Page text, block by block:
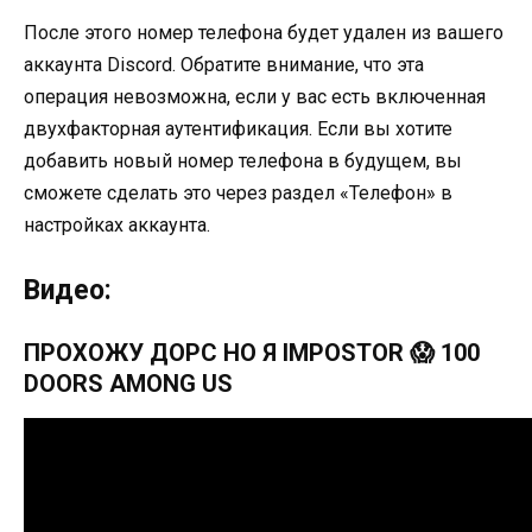
После этого номер телефона будет удален из вашего
аккаунта Discord. Обратите внимание, что эта
операция невозможна, если у вас есть включенная
двухфакторная аутентификация. Если вы хотите
добавить новый номер телефона в будущем, вы
сможете сделать это через раздел «Телефон» в
настройках аккаунта.
Видео:
ПРОХОЖУ ДОРС НО Я IMPOSTOR 😱 100
DOORS AMONG US